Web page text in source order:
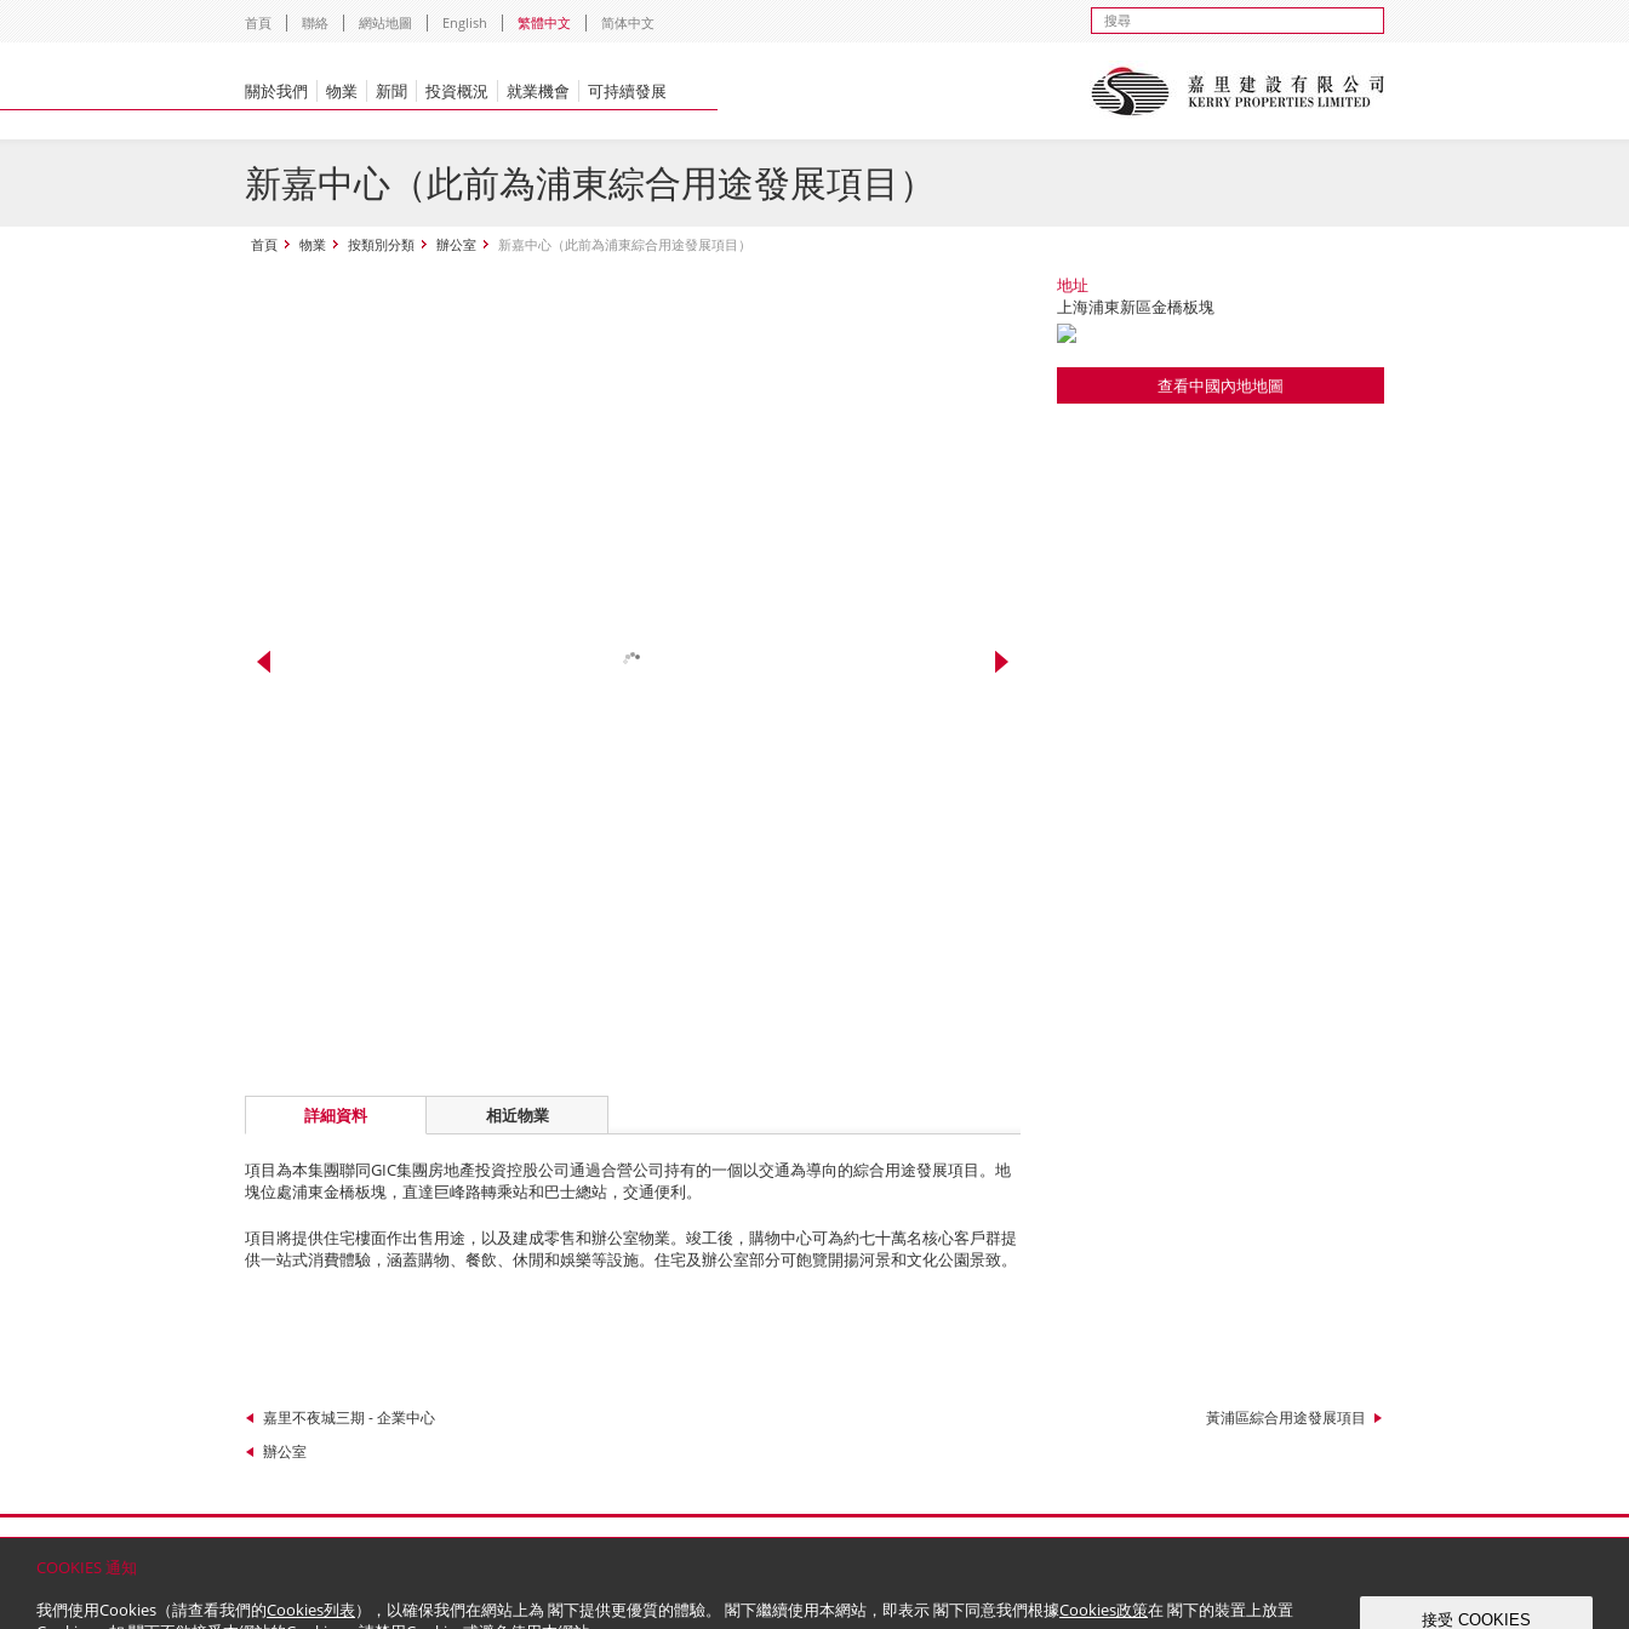
首頁 聯絡 網站地圖 English 繁體中文 简体中文
關於我們 物業 新聞 投資概況 就業機會 可持續發展
COOKIES 通知
我們使用Cookies（請查看我們的Cookies列表），以確保我們在網站上為 閣下提供更優質的體驗。 閣下繼續使用本網站，即表示 閣下同意我們根據Cookies政策在 閣下的裝置上放置
接受 COOKIES
新嘉中心（此前為浦東綜合用途發展項目）
首頁 物業 按類別分類 辦公室 新嘉中心（此前為浦東綜合用途發展項目）
詳細資料 相近物業
項目為本集團聯同GIC集團房地產投資控股公司通過合營公司持有的一個以交通為導向的綜合用途發展項目。地
塊位處浦東金橋板塊，直達巨峰路轉乘站和巴士總站，交通便利。
項目將提供住宅樓面作出售用途，以及建成零售和辦公室物業。竣工後，購物中心可為約七十萬名核心客戶群提
供一站式消費體驗，涵蓋購物、餐飲、休閒和娛樂等設施。住宅及辦公室部分可飽覽開揚河景和文化公園景致。
地址
上海浦東新區金橋板塊
查看中國內地地圖
嘉里不夜城三期 - 企業中心
黃浦區綜合用途發展項目
辦公室